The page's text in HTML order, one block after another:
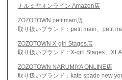
ナルミヤオンライン Amazon店
ZOZOTOWN petitmain店
取り扱いブランド：petit main、petit
ZOZOTOWN X-girl Stages店
取り扱いブランド：X-girl Stages、
ZOZOTOWN NARUMIYA ONLINE店
取り扱いブランド：kate spade new